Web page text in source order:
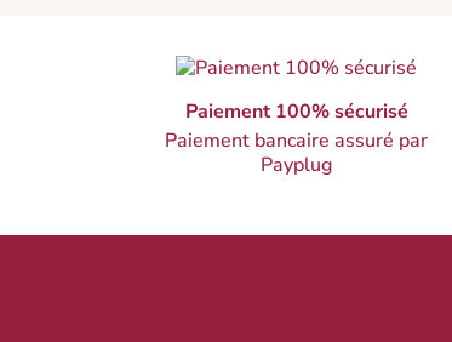
Paiement 100% sécurisé
Paiement bancaire assuré par
Payplug